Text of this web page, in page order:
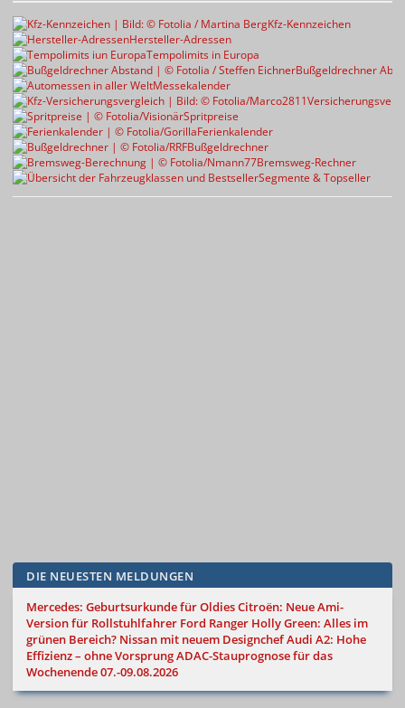
Kfz-Kennzeichen
Hersteller-Adressen
Tempolimits in Europa
Bußgeldrechner
Messekalender
Spritpreise
Ferienkalender
Bußgeldrechner
Bremsweg-Rechner
Segmente & Topseller
DIE NEUESTEN MELDUNGEN
Mercedes: Geburtsurkunde für OldiesCitroën: Neue Ami-
Version für Rollstuhlfahrer Ford Ranger Holly Green: Alles im
grünen Bereich? Nissan mit neuem DesignchefAudi A2: Hohe
Effizienz – ohne VorsprungADAC-Stauprognose für das
Wochenende 07.-09.08.2026